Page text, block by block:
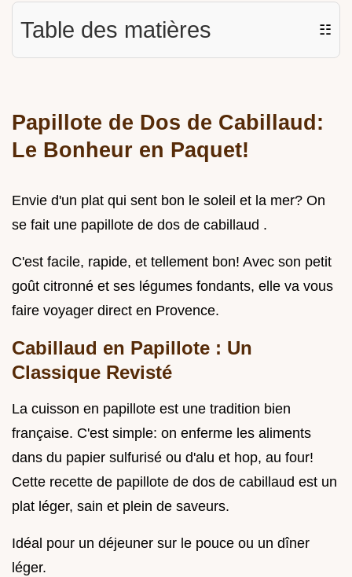
Table des matières ☷
Papillote de Dos de Cabillaud:
Le Bonheur en Paquet!
Envie d'un plat qui sent bon le soleil et la mer? On
se fait une papillote de dos de cabillaud .
C'est facile, rapide, et tellement bon! Avec son petit
goût citronné et ses légumes fondants, elle va vous
faire voyager direct en Provence.
Cabillaud en Papillote : Un
Classique Revisté
La cuisson en papillote est une tradition bien
française. C'est simple: on enferme les aliments
dans du papier sulfurisé ou d'alu et hop, au four!
Cette recette de papillote de dos de cabillaud est un
plat léger, sain et plein de saveurs.
Idéal pour un déjeuner sur le pouce ou un dîner
léger.